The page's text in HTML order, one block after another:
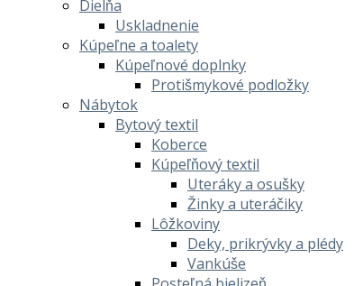
Dielňa
Uskladnenie
Kúpeľne a toalety
Kúpeľnové doplnky
Protišmykové podložky
Nábytok
Bytový textil
Koberce
Kúpeľňový textil
Uteráky a osušky
Žinky a uteráčiky
Lôžkoviny
Deky, prikrývky a plédy
Vankúše